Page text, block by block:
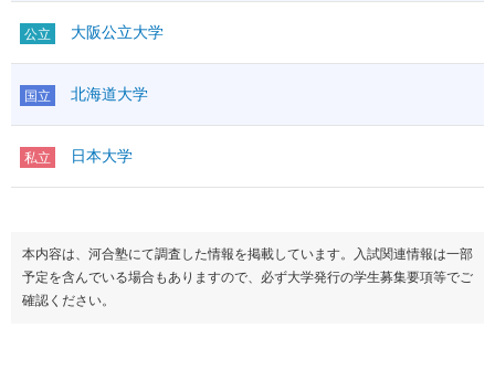
公立 大阪公立大学
国立 北海道大学
私立 日本大学
本内容は、河合塾にて調査した情報を掲載しています。入試関連情報は一部
予定を含んでいる場合もありますので、必ず大学発行の学生募集要項等でご
確認ください。